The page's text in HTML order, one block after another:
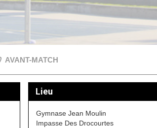
AVANT-MATCH
Lieu
Gymnase Jean Moulin
Impasse Des Drocourtes